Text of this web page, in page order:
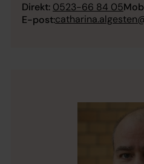
Direkt: 0523-66 84 05
E-post: